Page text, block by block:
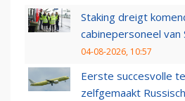
Staking dreigt
cabinepersoneel van
04-08-2026, 10:57
Eerste succesvolle
zelfgemaakt